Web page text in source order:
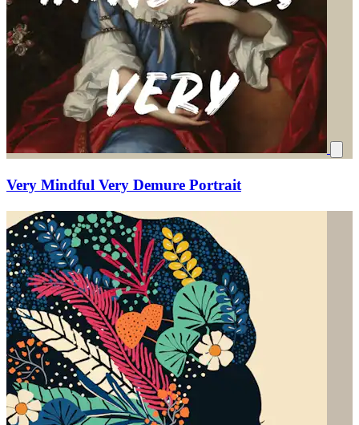
Very Mindful Very Demure Portrait